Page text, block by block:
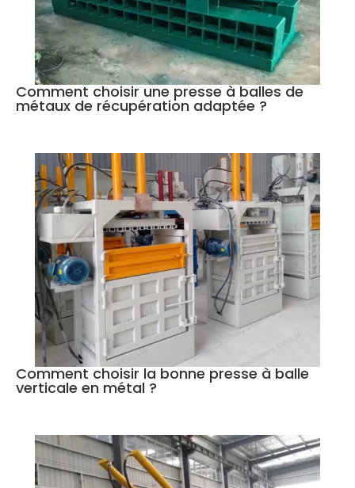
Comment choisir une presse à balles de
métaux de récupération adaptée ?
Comment choisir la bonne presse à balle
verticale en métal ?